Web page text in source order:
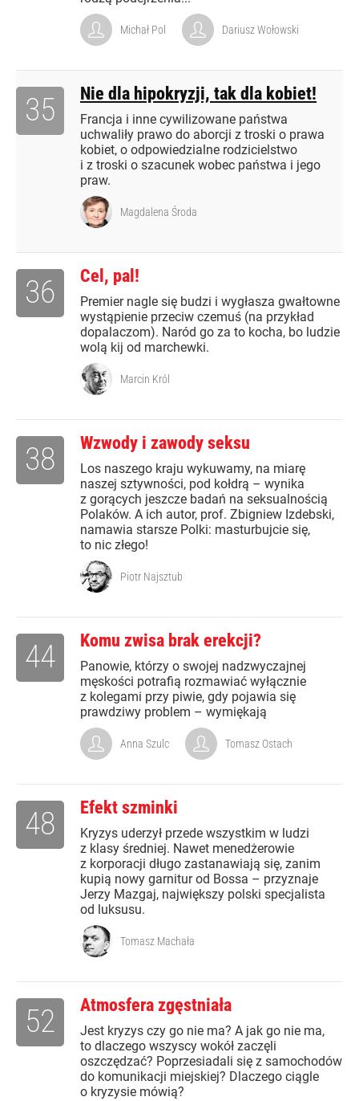
Michał Pol Dariusz Wołowski
Nie dla hipokryzji, tak dla kobiet!
Francja i inne cywilizowane państwa
uchwaliły prawo do aborcji z troski o prawa
kobiet, o odpowiedzialne rodzicielstwo
i z troski o szacunek wobec państwa i jego
praw.
35
Magdalena Środa
Cel, pal!
Premier nagle się budzi i wygłasza gwałtowne
wystąpienie przeciw czemuś (na przykład
dopalaczom). Naród go za to kocha, bo ludzie
wolą kij od marchewki.
36
Marcin Król
Wzwody i zawody seksu
Los naszego kraju wykuwamy, na miarę
naszej sztywności, pod kołdrą – wynika
z gorących jeszcze badań na seksualnością
Polaków. A ich autor, prof. Zbigniew Izdebski,
namawia starsze Polki: masturbujcie się,
to nic złego!
38
Piotr Najsztub
Komu zwisa brak erekcji?
Panowie, którzy o swojej nadzwyczajnej
męskości potrafią rozmawiać wyłącznie
z kolegami przy piwie, gdy pojawia się
prawdziwy problem – wymiękają
44
Anna Szulc Tomasz Ostach
Efekt szminki
Kryzys uderzył przede wszystkim w ludzi
z klasy średniej. Nawet menedżerowie
z korporacji długo zastanawiają się, zanim
kupią nowy garnitur od Bossa – przyznaje
Jerzy Mazgaj, największy polski specjalista
od luksusu.
48
Tomasz Machała
Atmosfera zgęstniała
Jest kryzys czy go nie ma? A jak go nie ma,
to dlaczego wszyscy wokół zaczęli
oszczędzać? Poprzesiadali się z samochodów
do komunikacji miejskiej? Dlaczego ciągle
o kryzysie mówią?
52